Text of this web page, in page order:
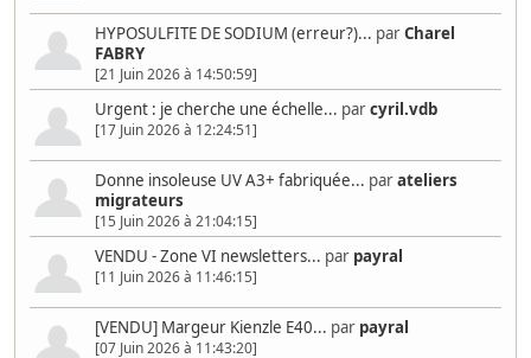
HYPOSULFITE DE SODIUM (erreur?)... parCharel
FABRY
[21 Juin 2026 à 14:50:59]
Urgent : je cherche une échelle... parcyril.vdb
[17 Juin 2026 à 12:24:51]
Donne insoleuse UV A3+ fabriquée... parateliers
migrateurs
[15 Juin 2026 à 21:04:15]
VENDU - Zone VI newsletters... par payral
[11 Juin 2026 à 11:46:15]
[VENDU] Margeur Kienzle E40... par payral
[07 Juin 2026 à 11:43:20]